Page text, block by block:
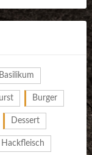
Basilikum
Burger
Dessert
Hackfleisch